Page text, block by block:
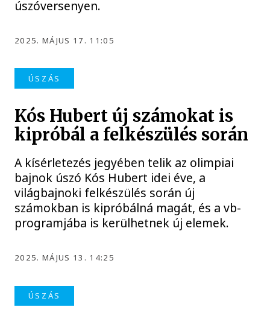
úszóversenyen.
2025. MÁJUS 17. 11:05
ÚSZÁS
Kós Hubert új számokat is
kipróbál a felkészülés során
A kísérletezés jegyében telik az olimpiai
bajnok úszó Kós Hubert idei éve, a
világbajnoki felkészülés során új
számokban is kipróbálná magát, és a vb-
programjába is kerülhetnek új elemek.
2025. MÁJUS 13. 14:25
ÚSZÁS